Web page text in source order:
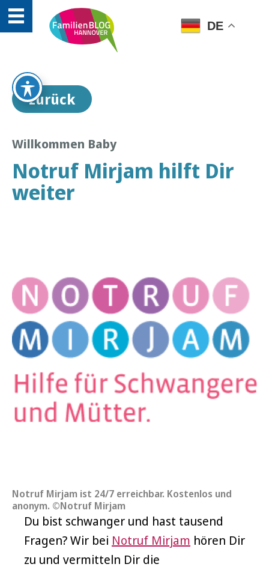
DE
zurück
Willkommen Baby
Notruf Mirjam hilft Dir
weiter
Notruf Mirjam ist 24/7 erreichbar. Kostenlos und
anonym. ©Notruf Mirjam
Du bist schwanger und hast tausend
Fragen? Wir bei Notruf Mirjam hören Dir
zu und vermitteln Dir die